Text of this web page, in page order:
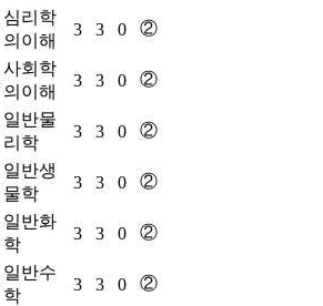
심리학
의이해
3 3 0 ②
사회학
의이해
3 3 0 ②
일반물
리학
3 3 0 ②
일반생
물학
3 3 0 ②
일반화
학
3 3 0 ②
일반수
학
3 3 0 ②